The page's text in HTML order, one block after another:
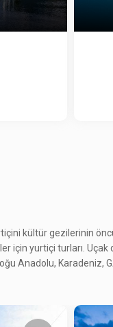
kültür gezilerinin
için yurtiçi turları. Uçak
Anadolu, Karadeniz,